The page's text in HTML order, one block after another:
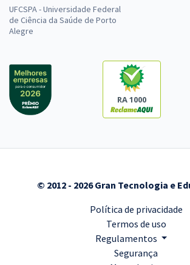
UFCSPA - Universidade Federal
de Ciência da Saúde de Porto
Alegre
RA 1000
© 2012 - 2026 Gran Tecnologia e
Política de privacidade
Termos de uso
Regulamentos
Segurança